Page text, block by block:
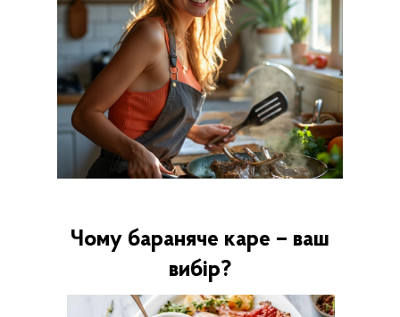
Чому бараняче каре – ваш
вибір?